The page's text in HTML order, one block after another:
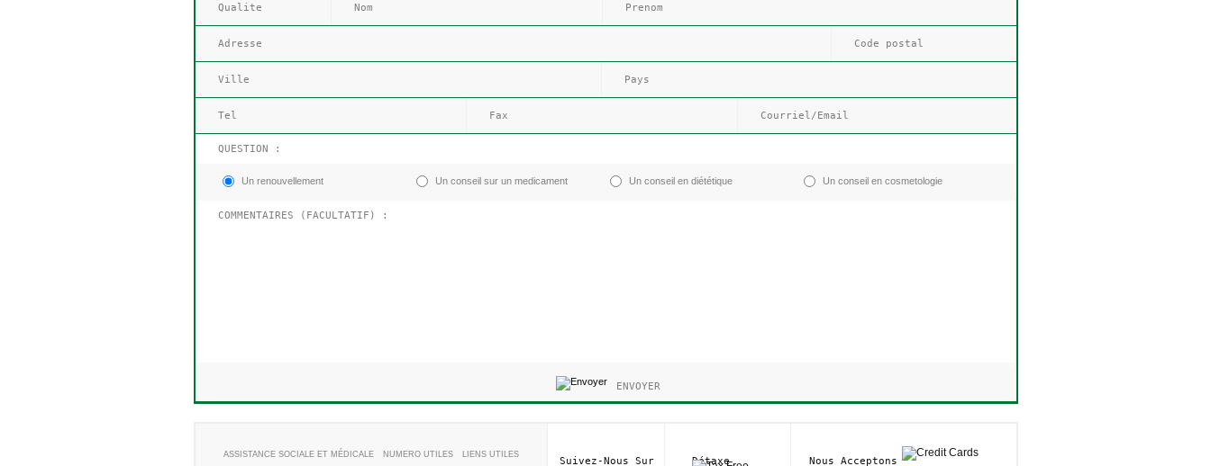
QUESTION :
Un renouvellement Un conseil sur un medicament Un conseil en diététique Un conseil en cosmetologie
ENVOYER
ASSISTANCE SOCIALE ET MÉDICALE NUMERO UTILES LIENS UTILES
Suivez-Nous Sur Détaxe Nous Acceptons